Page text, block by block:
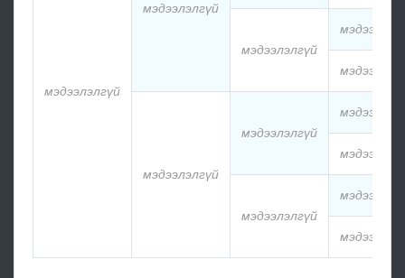
мэдээлэлгүй
мэдээлэлгүй
мэдээлэлгүй
мэдээлэлгүй
мэдээлэлгүй
мэдээлэлгүй